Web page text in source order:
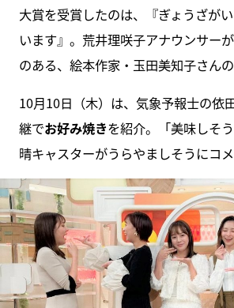
大賞を受賞したのは、『ぎょうざが
います』。荒井理咲子アナウンサー
のある、絵本作家・玉田美知子さんの
10月10日（木）は、気象予報⼠の依
継でお好み焼きを紹介。「美味しそ
晴キャスターがうらやましそうにコメ